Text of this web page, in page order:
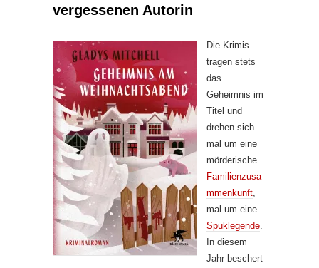
vergessenen Autorin
Die Krimis
tragen stets
das
Geheimnis im
Titel und
drehen sich
mal um eine
mörderische
Familienzusa
mmenkunft
mal um eine
Spuklegende
In diesem
Jahr beschert